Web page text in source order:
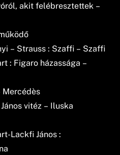
akit felébresztettek –
– Strauss : Szaffi – Szaffi
: Figaro házassága –
Mercédès
vitéz – Iluska
Lackfi János :